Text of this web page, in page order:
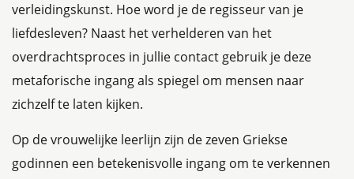
verleidingskunst. Hoe word je de regisseur van je
liefdesleven? Naast het verhelderen van het
overdrachtsproces in jullie contact gebruik je deze
metaforische ingang als spiegel om mensen naar
zichzelf te laten kijken.
Op de vrouwelijke leerlijn zijn de zeven Griekse
godinnen een betekenisvolle ingang om te verkennen